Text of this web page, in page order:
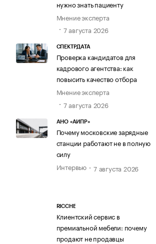
нужно знать пациенту
Мнение эксперта
7 августа 2026
СПЕКТРДАТА
Проверка кандидатов для
кадрового агентства: как
повысить качество отбора
Мнение эксперта
7 августа 2026
АНО «АИПР»
Почему московские зарядные
станции работают не в полную
силу
Интервью
7 августа 2026
RICCHE
Клиентский сервис в
премиальной мебели: почему
продают не продавцы